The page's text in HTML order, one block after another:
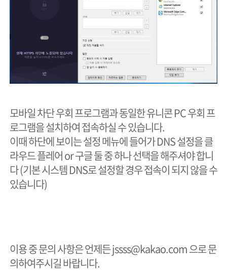
모바일 차단 우회 프로그램과 동일한 유니콘 PC 우회 프
로그램을 설치하여 접속하실 수 있습니다.
이때 하단에 보이는 설정 메뉴에 들어가 DNS 설정을 클
라우드 플레어 or 구글 둘 중 하나 선택을 해주셔야 합니
다 (기본 시스템 DNS로 설정할 경우 접속이 되지 않을 수
있습니다)
이용 중 문의 사항은 언제든 jssss@kakao.com 으로 문
의하여주시길 바랍니다.